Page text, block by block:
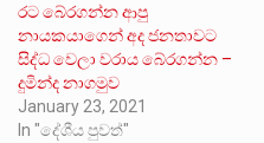
රට බේරගන්න ආපු
නායකයාගෙන් අද ජනතාවට
සිද්ධ වෙලා වරාය බේරගන්න –
දුමින්ද නාගමුව
January 23, 2021
In "දේශීය පුවත්"